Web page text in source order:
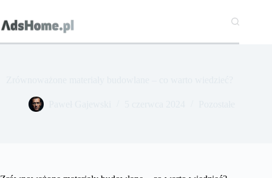
treści